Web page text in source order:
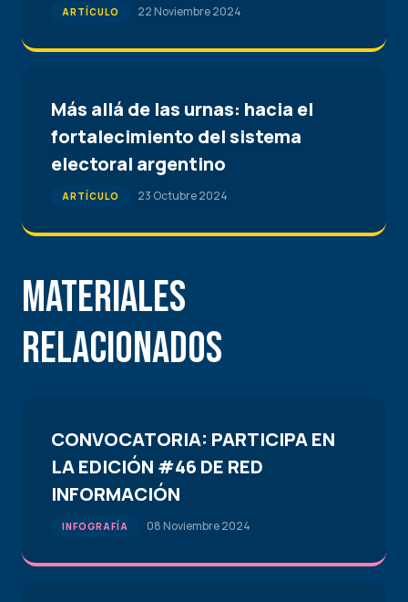
ARTÍCULO 22 Noviembre 2024
Más allá de las urnas: hacia el
fortalecimiento del sistema
electoral argentino
ARTÍCULO 23 Octubre 2024
Materiales
Relacionados
CONVOCATORIA: PARTICIPA EN
LA EDICIÓN #46 DE RED
INFORMACIÓN
INFOGRAFÍA 08 Noviembre 2024